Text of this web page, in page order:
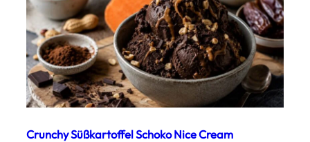
Crunchy Süßkartoffel Schoko Nice Cream